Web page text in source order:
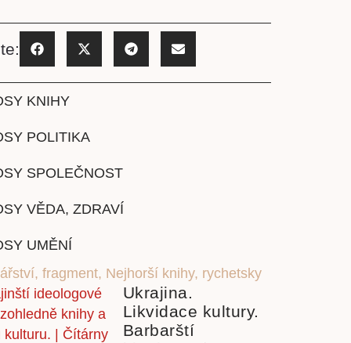
KNIHY
POLITIKA
SPOLEČNOST
VĚDA, ZDRAVÍ
UMĚNÍ
, fragment, Nejhorší knihy, rychetsky
Ukrajina.
Likvidace kultury.
Barbarští